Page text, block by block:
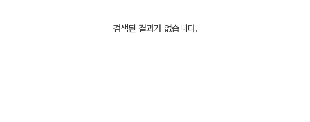
검색된 결과가 없습니다.